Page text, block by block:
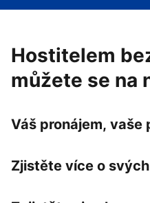
Hostitelem
můžete se na
Váš pronájem, vaše
Zjistěte více o